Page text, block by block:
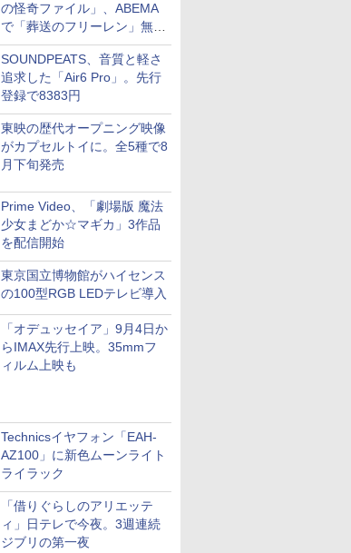
の怪奇ファイル」、ABEMA
で「葬送のフリーレン」無料
配信など。夏の特番・配信情
報
SOUNDPEATS、音質と軽さ
追求した「Air6 Pro」。先行
登録で8383円
東映の歴代オープニング映像
がカプセルトイに。全5種で8
月下旬発売
Prime Video、「劇場版 魔法
少女まどか☆マギカ」3作品
を配信開始
東京国立博物館がハイセンス
の100型RGB LEDテレビ導入
「オデュッセイア」9月4日か
らIMAX先行上映。35mmフ
ィルム上映も
Technicsイヤフォン「EAH-
AZ100」に新色ムーンライト
ライラック
「借りぐらしのアリエッテ
ィ」日テレで今夜。3週連続
ジブリの第一夜